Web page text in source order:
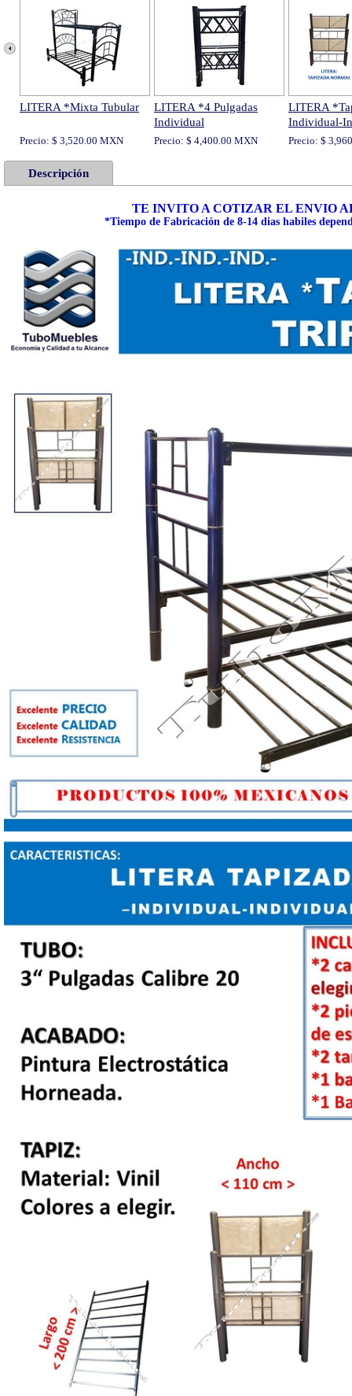
LITERA *Mixta Tubular
Precio: $ 3,520.00 MXN
LITERA *4 Pulgadas
Individual
Precio: $ 4,400.00 MXN
LITERA
Individual-
Precio: $
Descripción
TE INVITO A COTIZAR EL ENVIO
*Tiempo de Fabricación de 8-14 dias habiles